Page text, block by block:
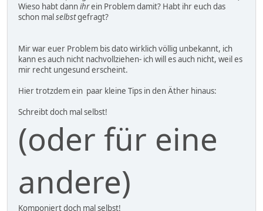
Wieso habt dannihrein Problem damit? Habt ihr euch das
schon malselbstgefragt?
Mir war euer Problem bis dato wirklich völlig unbekannt, ich
kann es auch nicht nachvollziehen- ich will es auch nicht, weil es
mir recht ungesund erscheint.
Hier trotzdem ein paar kleine Tips in den Äther hinaus:
Schreibt doch mal selbst!
(oder für eine
andere)
Komponiert doch mal selbst!